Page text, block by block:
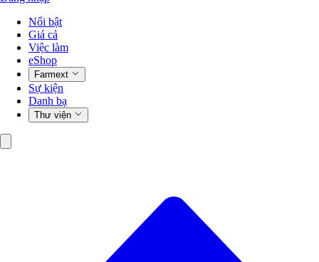
Nổi bật
Giá cả
Việc làm
eShop
Farmext
Sự kiện
Danh bạ
Thư viện